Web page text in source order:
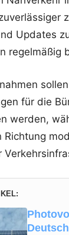
Updates
regelmäßig
für die
werden,
Richtung